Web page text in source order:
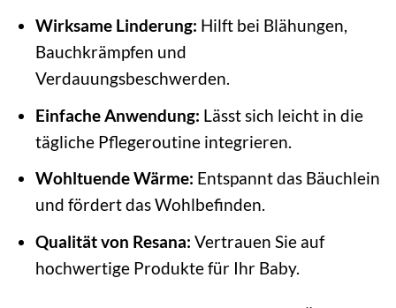
Wirksame Linderung: Hilft bei Blähungen,
Bauchkrämpfen und
Verdauungsbeschwerden.
Einfache Anwendung: Lässt sich leicht in die
tägliche Pflegeroutine integrieren.
Wohltuende Wärme: Entspannt das Bäuchlein
und fördert das Wohlbefinden.
Qualität von Resana: Vertrauen Sie auf
hochwertige Produkte für Ihr Baby.